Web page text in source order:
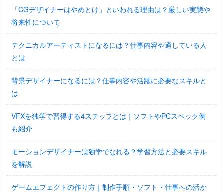
「CGデザイナーはやめとけ」といわれる理由は？厳しい実態や
将来性について
テクニカルアーティストになるには？仕事内容や適している人
とは
背景デザイナーになるには？仕事内容や活躍に必要なスキルと
は
VFXを独学で習得する4ステップとは｜ソフトやPCスペック例
も紹介
モーションデザイナーは独学でなれる？学習方法と必要スキル
を解説
ゲームエフェクトの作り方｜制作手順・ソフト・仕事への活か